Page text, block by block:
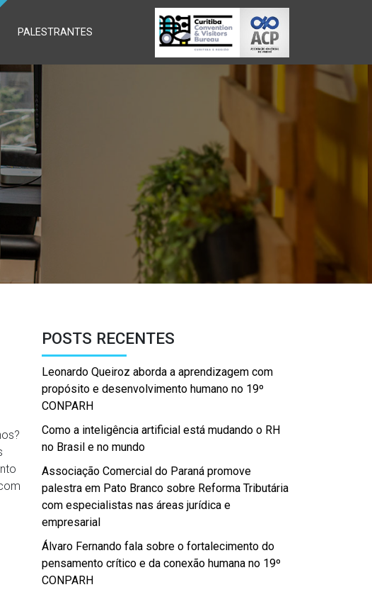
PALESTRANTES
POSTS RECENTES
Leonardo Queiroz aborda a aprendizagem com
propósito e desenvolvimento humano no 19º
CONPARH
Como a inteligência artificial está mudando o RH
no Brasil e no mundo
Associação Comercial do Paraná promove
palestra em Pato Branco sobre Reforma Tributária
com especialistas nas áreas jurídica e
empresarial
Álvaro Fernando fala sobre o fortalecimento do
pensamento crítico e da conexão humana no 19º
CONPARH